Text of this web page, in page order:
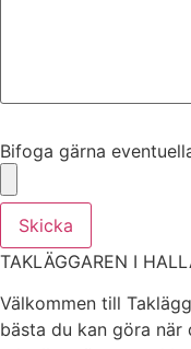
Bifoga gärna
Skicka
TAKLÄGGAREN I
Välkommen till
bästa du kan göra